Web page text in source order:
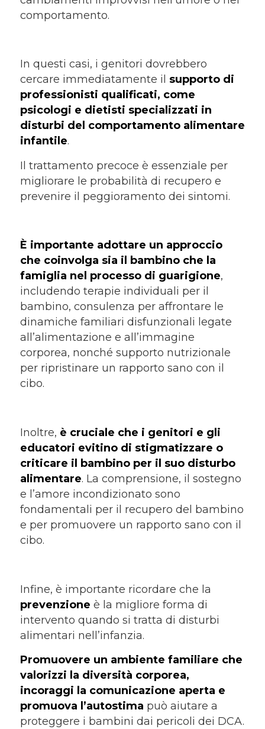
comportamento.
In questi casi, i genitori dovrebbero
cercare immediatamente il supporto di
professionisti qualificati, come
psicologi e dietisti specializzati in
disturbi del comportamento alimentare
infantile.
Il trattamento precoce è essenziale per
migliorare le probabilità di recupero e
prevenire il peggioramento dei sintomi.
È importante adottare un approccio
che coinvolga sia il bambino che la
famiglia nel processo di guarigione,
includendo terapie individuali per il
bambino, consulenza per affrontare le
dinamiche familiari disfunzionali legate
all’alimentazione e all’immagine
corporea, nonché supporto nutrizionale
per ripristinare un rapporto sano con il
cibo.
Inoltre, è cruciale che i genitori e gli
educatori evitino di stigmatizzare o
criticare il bambino per il suo disturbo
alimentare. La comprensione, il sostegno
e l’amore incondizionato sono
fondamentali per il recupero del bambino
e per promuovere un rapporto sano con il
cibo.
Infine, è importante ricordare che la
prevenzione è la migliore forma di
intervento quando si tratta di disturbi
alimentari nell’infanzia.
Promuovere un ambiente familiare che
valorizzi la diversità corporea,
incoraggi la comunicazione aperta e
promuova l’autostima può aiutare a
proteggere i bambini dai pericoli dei DCA.